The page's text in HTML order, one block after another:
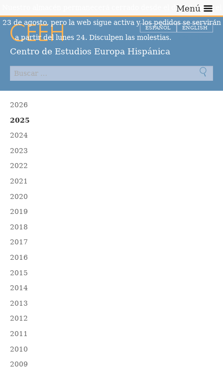
Centro de Estudios Europa Hispánica
ESPAÑOL ENGLISH
Menú
2026
2025
2024
2023
2022
2021
2020
2019
2018
2017
2016
2015
2014
2013
2012
2011
2010
2009
Nuestro almacén permanecerá cerrado desde el día 10 hasta el
23 de agosto, pero la web sigue activa y los pedidos se servirán
a partir del lunes 24. Disculpen las molestias.